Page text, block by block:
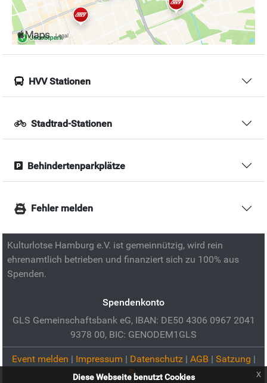
HVV Stationen
Stadtrad-Stationen
Behindertenparkplätze
Fehler melden
Kulturlotse Hamburg e.V. ist gemeinnützig, wird rein
ehrenamtlich betrieben und finanziert sich zu 100% aus
Spenden.
Spendenkonto
GLS Gemeinschaftsbank eG, IBAN: DE50 4306 0967 2041
9378 00, BIC: GENODEM1GLS
Event melden | Impressum | Datenschutz| AGB | Satzung |
Diese Webseite benutzt Cookies x